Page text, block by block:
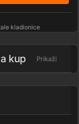
kladionice
kup Prikaži